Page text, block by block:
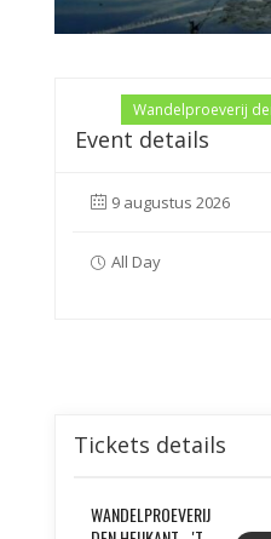
Wandelproeverij
Event details
9 augustus 2026
All Day
Tickets details
WANDELPROEVERIJ